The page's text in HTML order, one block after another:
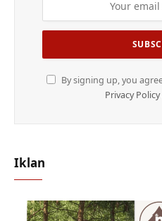
By signing up, you
Privacy Policy
Iklan